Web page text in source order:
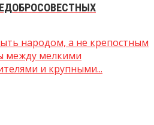
народом, а не крепостным
между мелкими
и крупными...